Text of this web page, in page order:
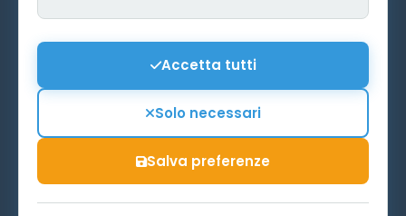
Mappa del sito
Accetta tutti
Solo necessari
Salva preferenze